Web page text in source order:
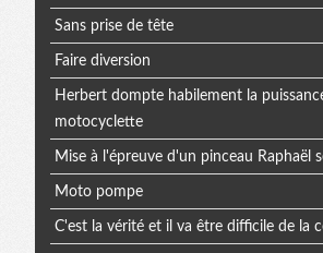
Sans prise de tête
Faire diversion
Herbert dompte habilement la
motocyclette
Mise à l'épreuve d'un pinceau Raphaël
Moto pompe
C'est la vérité et il va être difficile de la